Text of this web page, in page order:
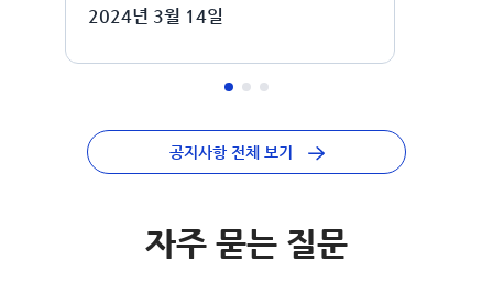
2024년 3월 14일
공지사항 전체 보기
자주 묻는 질문